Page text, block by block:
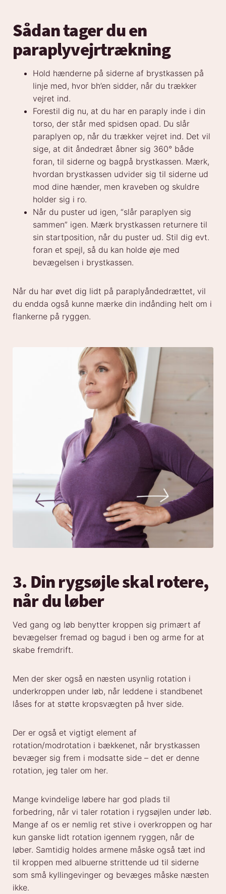
Sådan tager du en
paraplyvejrtrækning
Hold hænderne på siderne af brystkassen på
linje med, hvor bh’en sidder, når du trækker
vejret ind.
Forestil dig nu, at du har en paraply inde i din
torso, der står med spidsen opad. Du slår
paraplyen op, når du trækker vejret ind. Det vil
sige, at dit åndedræt åbner sig 360° både
foran, til siderne og bagpå brystkassen. Mærk,
hvordan brystkassen udvider sig til siderne ud
mod dine hænder, men kraveben og skuldre
holder sig i ro.
Når du puster ud igen, “slår paraplyen sig
sammen” igen. Mærk brystkassen returnere til
sin startposition, når du puster ud. Stil dig evt.
foran et spejl, så du kan holde øje med
bevægelsen i brystkassen.
Når du har øvet dig lidt på paraplyåndedrættet, vil
du endda også kunne mærke din indånding helt om i
flankerne på ryggen.
3. Din rygsøjle skal rotere,
når du løber
Ved gang og løb benytter kroppen sig primært af
bevægelser fremad og bagud i ben og arme for at
skabe fremdrift.
Men der sker også en næsten usynlig rotation i
underkroppen under løb, når leddene i standbenet
låses for at støtte kropsvægten på hver side.
Der er også et vigtigt element af
rotation/modrotation i bækkenet, når brystkassen
bevæger sig frem i modsatte side – det er denne
rotation, jeg taler om her.
Mange kvindelige løbere har god plads til
forbedring, når vi taler rotation i rygsøjlen under løb.
Mange af os er nemlig ret stive i overkroppen og har
kun ganske lidt rotation igennem ryggen, når de
løber. Samtidig holdes armene måske også tæt ind
til kroppen med albuerne strittende ud til siderne
som små kyllingevinger og bevæges måske næsten
ikke.